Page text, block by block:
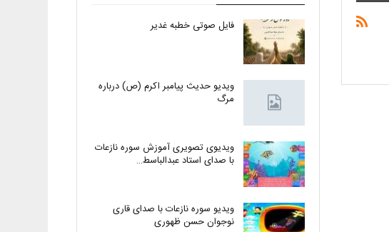
فایل صوتی خطبه غدیر
ویدیو حدیث پیامبر اکرم (ص) درباره
مرگ
ویدیوی تصویری آموزش سوره نازعات
با صدای استاد عبدالباسط…
ویدیو سوره نازعات با صدای قاری
نوجوان حسن ظهوری